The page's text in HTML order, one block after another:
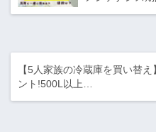
【5人家族の冷蔵庫を買い替
ント!500L以上…